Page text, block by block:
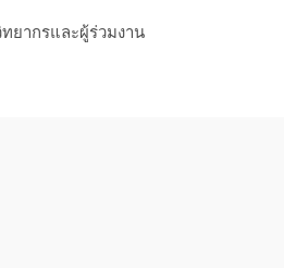
ทยากรและผู้ร่วมงาน